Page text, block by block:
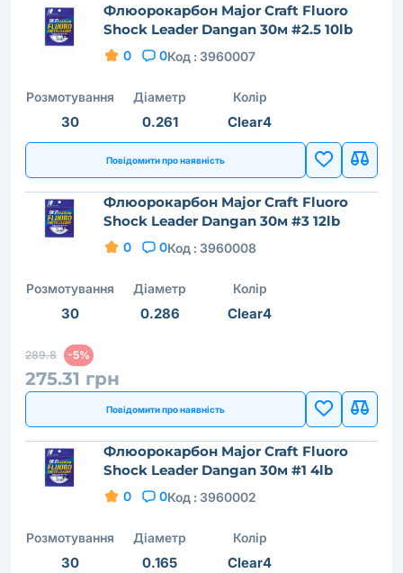
Флюорокарбон Major Craft Fluoro
Shock Leader Dangan 30м #2.5 10lb
0 0Код : 3960007
Розмотування
30
Діаметр
0.261
Колір
Clear4
Повідомити про наявність
Флюорокарбон Major Craft Fluoro
Shock Leader Dangan 30м #3 12lb
0 0Код : 3960008
Розмотування
30
Діаметр
0.286
Колір
Clear4
289.8 -5%
275.31 грн
Повідомити про наявність
Флюорокарбон Major Craft Fluoro
Shock Leader Dangan 30м #1 4lb
0 0Код : 3960002
Розмотування
30
Діаметр
0.165
Колір
Clear4